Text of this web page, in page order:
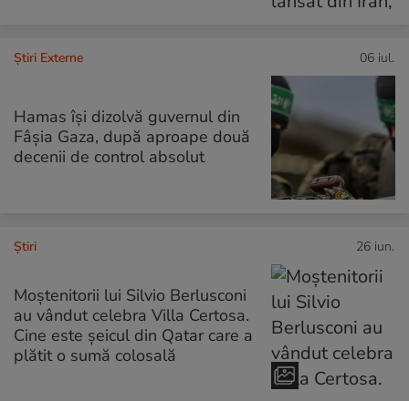
Știri Externe 06 iul.
Hamas își dizolvă guvernul din
Fâșia Gaza, după aproape două
decenii de control absolut
Ştiri 26 iun.
Moștenitorii lui Silvio Berlusconi
au vândut celebra Villa Certosa.
Cine este șeicul din Qatar care a
plătit o sumă colosală